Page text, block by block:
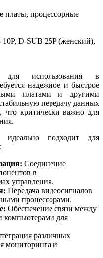
платы, процессорные
D-SUB 25P (женский),
для использования в
надежное и быстрое
платами и другими
передачу данных
что критически важно для
идеально подходит для
Соединение
в
управления.
Передача видеосигналов
процессорами.
Обеспечение связи между
компьютерами для
различных
мониторинга и